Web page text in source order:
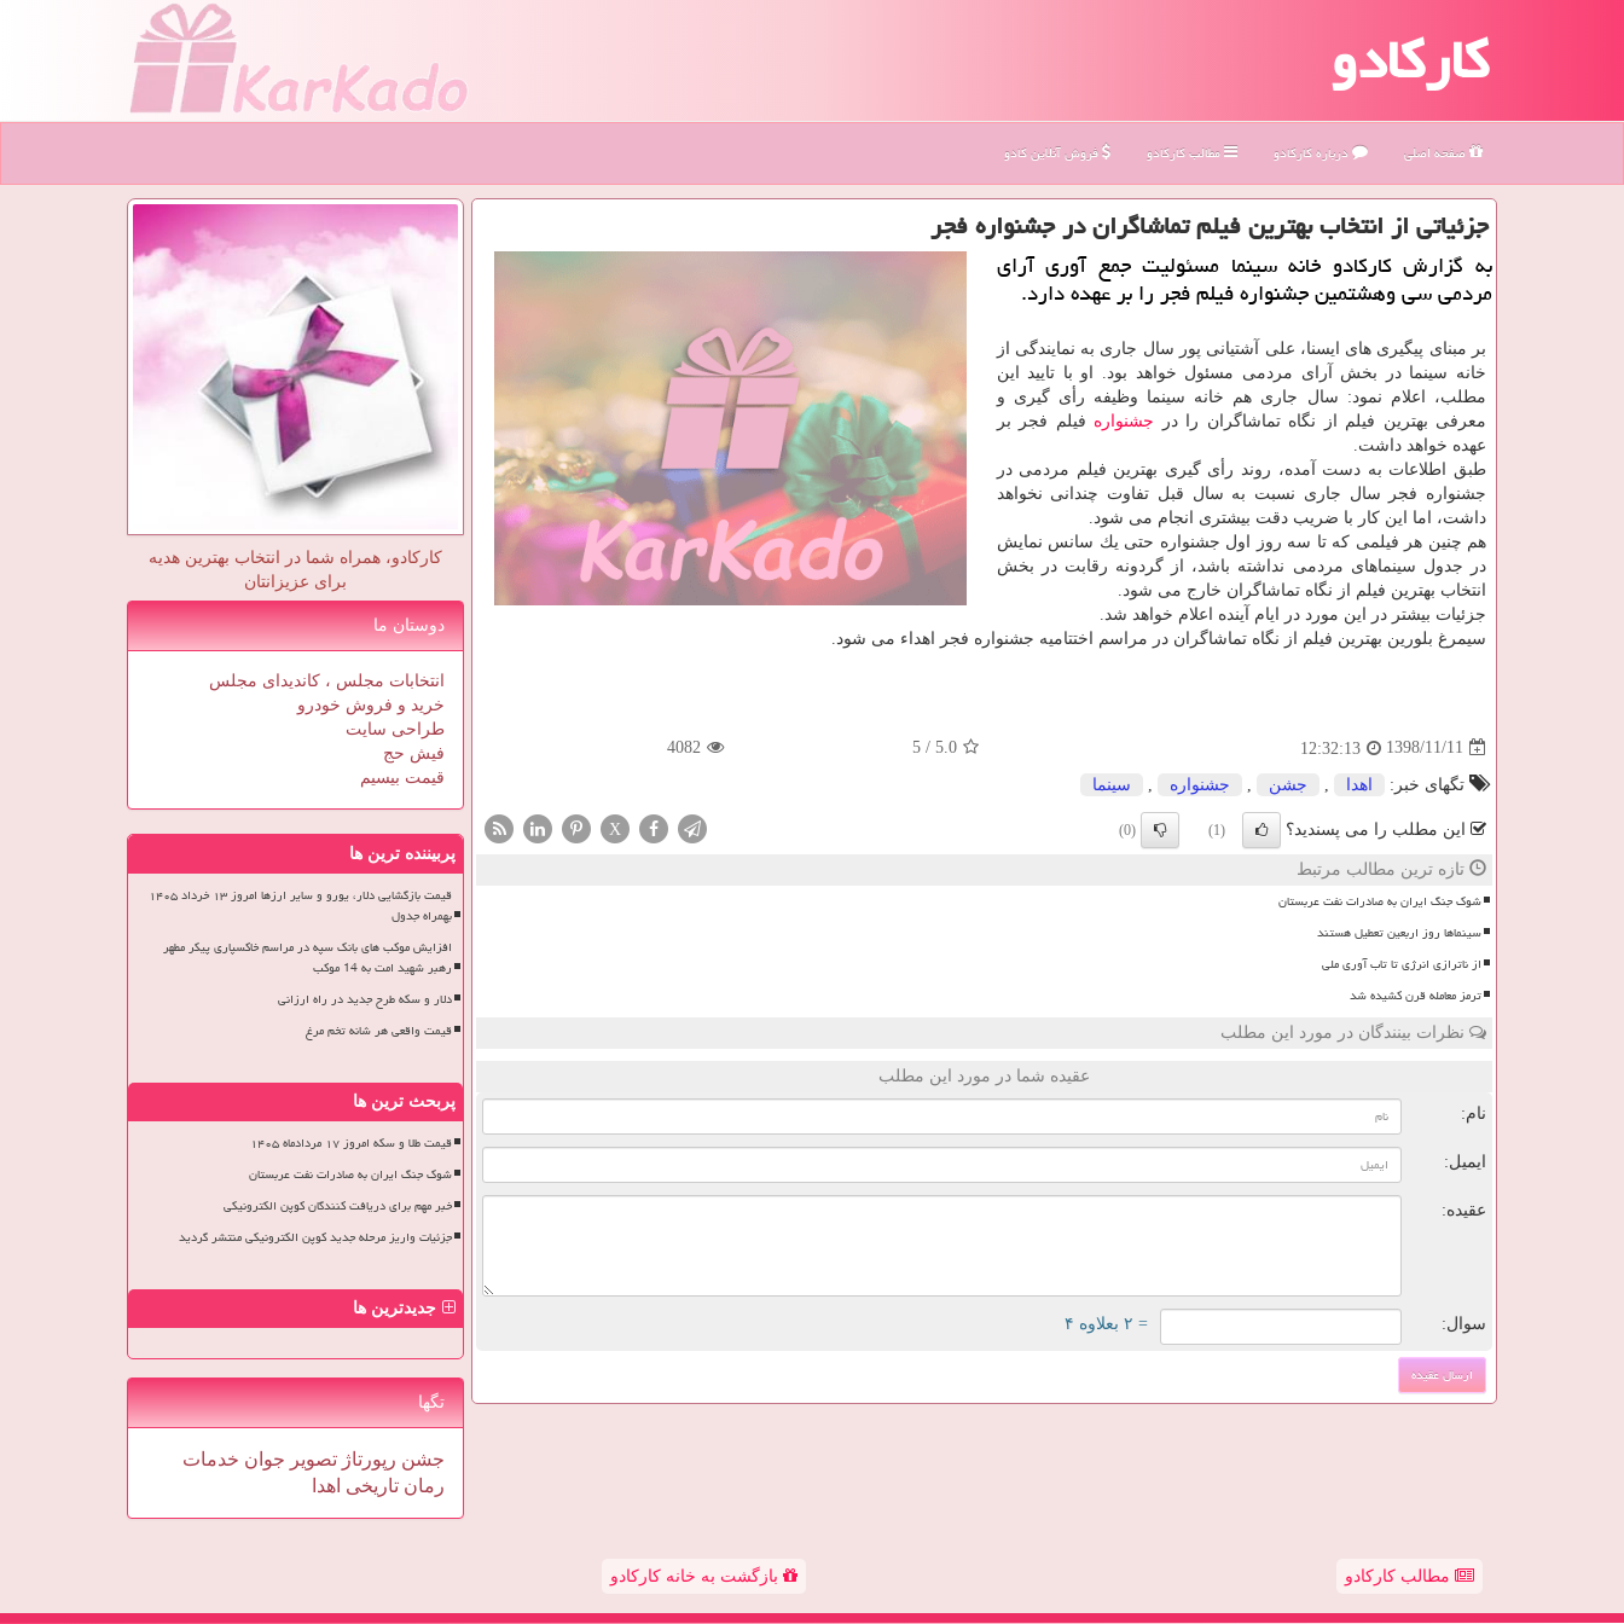
کارکادو
صفحه اصلی درباره كاركادو مطالب كاركادو فروش آنلاین کادو
جزئیاتی از انتخاب بهترین فیلم تماشاگران در جشنواره فجر
به گزارش كاركادو خانه سینما مسئولیت جمع آوری آرای
مردمی سی وهشتمین جشنواره فیلم فجر را بر عهده دارد.
بر مبنای پیگیری های ایسنا، علی آشتیانی پور سال جاری به نمایندگی از
خانه سینما در بخش آرای مردمی مسئول خواهد بود. او با تایید این
مطلب، اعلام نمود: سال جاری هم خانه سینما وظیفه رأی گیری و
معرفی بهترین فیلم از نگاه تماشاگران را در جشنواره فیلم فجر بر
عهده خواهد داشت.
طبق اطلاعات به دست آمده، روند رأی گیری بهترین فیلم مردمی در
جشنواره فجر سال جاری نسبت به سال قبل تفاوت چندانی نخواهد
داشت، اما این كار با ضریب دقت بیشتری انجام می شود.
هم چنین هر فیلمی كه تا سه روز اول جشنواره حتی یك سانس نمایش
در جدول سینماهای مردمی نداشته باشد، از گردونه رقابت در بخش
انتخاب بهترین فیلم از نگاه تماشاگران خارج می شود.
جزئیات بیشتر در این مورد در ایام آینده اعلام خواهد شد.
سیمرغ بلورین بهترین فیلم از نگاه تماشاگران در مراسم اختتامیه جشنواره فجر اهداء می شود.
1398/11/11
12:32:13
5.0
/
5
4082
تگهای خبر: اهدا جشن جشنواره سینما
این مطلب را می پسندید؟ (1)
(0)
X
تازه ترین مطالب مرتبط
شوک جنگ ایران به صادرات نفت عربستان
سینماها روز اربعین تعطیل هستند
از ناترازی انرژی تا تاب آوری ملی
ترمز معامله قرن کشیده شد
نظرات بینندگان در مورد این مطلب
عقیده شما در مورد این مطلب
نام:
ایمیل:
عقیده:
سوال: = ۲ بعلاوه ۴
کارکادو، همراه شما در انتخاب بهترین هدیه
برای عزیزانتان
دوستان ما
انتخابات مجلس ، کاندیدای مجلس
خرید و فروش خودرو
طراحی سایت
فیش حج
قیمت بیسیم
پربیننده ترین ها
قیمت بازگشایی دلار، یورو و سایر ارزها امروز ۱۳ خرداد ۱۴۰۵
بهمراه جدول
افزایش موکب های بانک سپه در مراسم خاکسپاری پیکر مطهر
رهبر شهید امت به 14 موکب
دلار و سکه طرح جدید در راه ارزانی
قیمت واقعی هر شانه تخم مرغ
پربحث ترین ها
قیمت طلا و سکه امروز ۱۷ مردادماه ۱۴۰۵
شوک جنگ ایران به صادرات نفت عربستان
خبر مهم برای دریافت کنندگان کوپن الکترونیکی
جزئیات واریز مرحله جدید کوپن الکترونیکی منتشر گردید
جدیدترین ها
تگها
جشن رپورتاژ تصویر جوان خدمات
رمان تاریخی اهدا
مطالب کارکادو بازگشت به خانه کارکادو